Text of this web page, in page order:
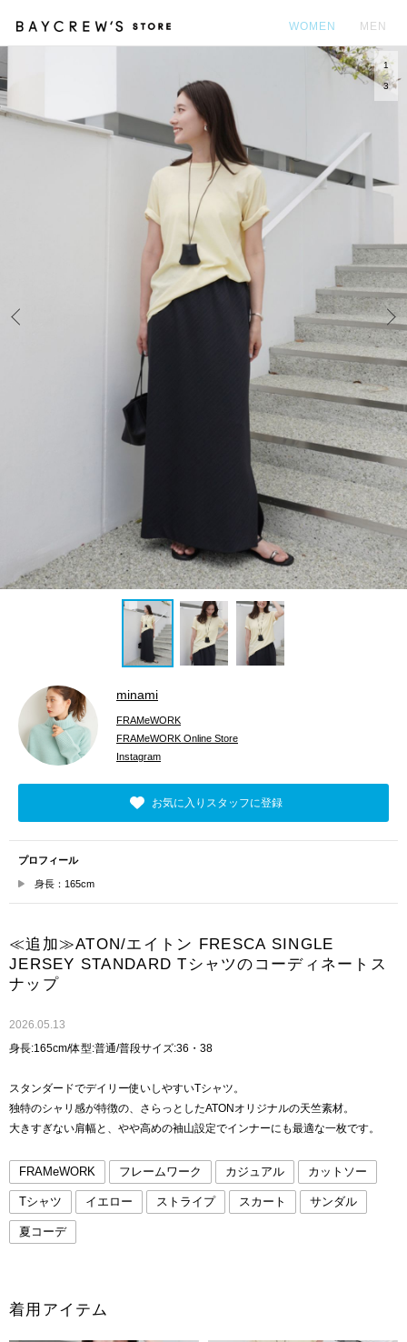
WOMEN MEN
1
3
minami
FRAMeWORK
FRAMeWORK Online Store
Instagram
お気に入りスタッフに登録
プロフィール
身長：165cm
≪追加≫ATON/エイトン FRESCA SINGLE
JERSEY STANDARD Tシャツのコーディネートス
ナップ
2026.05.13
身長:165cm/体型:普通/普段サイズ:36・38
スタンダードでデイリー使いしやすいTシャツ。
独特のシャリ感が特徴の、さらっとしたATONオリジナルの天竺素材。
大きすぎない肩幅と、やや高めの袖山設定でインナーにも最適な一枚です。
FRAMeWORK フレームワーク カジュアル カットソー
Tシャツ イエロー ストライプ スカート サンダル
夏コーデ
着用アイテム